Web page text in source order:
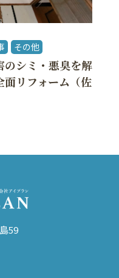
その他
のシミ・悪臭を解
リフォーム（佐
59